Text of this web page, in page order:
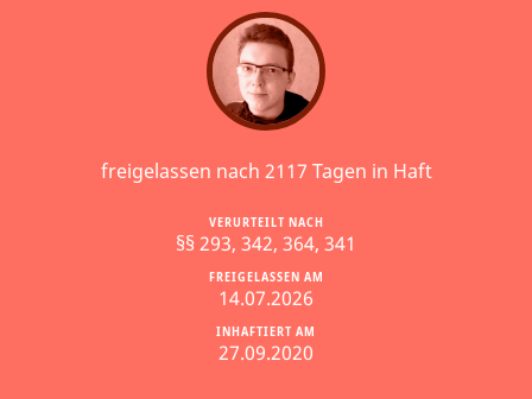
freigelassen nach 2117 Tagen in Haft
INHAFTIERT AM
27.09.2020
FREIGELASSEN AM
14.07.2026
VERURTEILT NACH
§§ 293, 342, 364, 341